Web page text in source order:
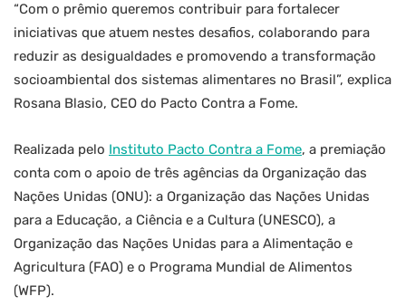
“Com o prêmio queremos contribuir para fortalecer
iniciativas que atuem nestes desafios, colaborando para
reduzir as desigualdades e promovendo a transformação
socioambiental dos sistemas alimentares no Brasil”, explica
Rosana Blasio, CEO do Pacto Contra a Fome.
Realizada pelo Instituto Pacto Contra a Fome, a premiação
conta com o apoio de três agências da Organização das
Nações Unidas (ONU): a Organização das Nações Unidas
para a Educação, a Ciência e a Cultura (UNESCO), a
Organização das Nações Unidas para a Alimentação e
Agricultura (FAO) e o Programa Mundial de Alimentos
(WFP).